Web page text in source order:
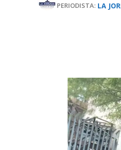
PERIODISTA: LA